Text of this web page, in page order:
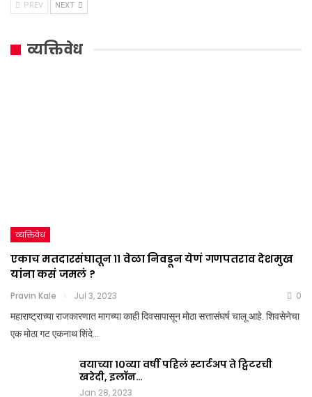
PREV NEXT
व्यक्तिवेध
व्यक्तिवेध
एकाच मतदारसंघातून ११ वेळा निवडून येणं गणपतराव देशमुख
यांना कसं जमलं ?
Pravin Kale Jul 3, 2023 0
महाराष्ट्राच्या राजकारणात मागच्या काही दिवसापासून मोठा सत्तासंघर्ष चालू आहे. शिवसेनेचा
एक मोठा गट एकनाथ शिंदे…
वयाच्या १०व्या वर्षी पहिलं स्टार्टअप ते ट्विटरची
खरेदी, इलॉन…
Jan 28, 2023